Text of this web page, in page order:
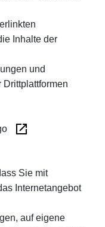
Inhalte der
und
Sie mit
Internetangebot
auf eigene